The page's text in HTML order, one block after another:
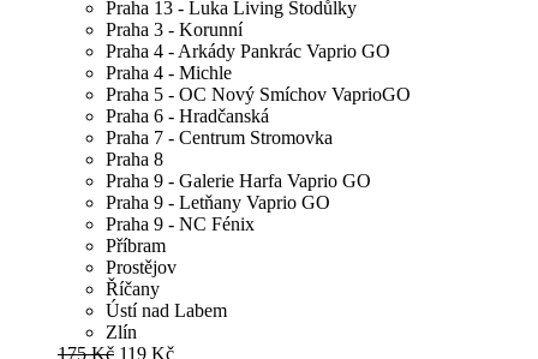
Praha 13 - Luka Living Stodůlky
Praha 3 - Korunní
Praha 4 - Arkády Pankrác Vaprio GO
Praha 4 - Michle
Praha 5 - OC Nový Smíchov VaprioGO
Praha 6 - Hradčanská
Praha 7 - Centrum Stromovka
Praha 8
Praha 9 - Galerie Harfa Vaprio GO
Praha 9 - Letňany Vaprio GO
Praha 9 - NC Fénix
Příbram
Prostějov
Říčany
Ústí nad Labem
Zlín
175 Kč 119 Kč